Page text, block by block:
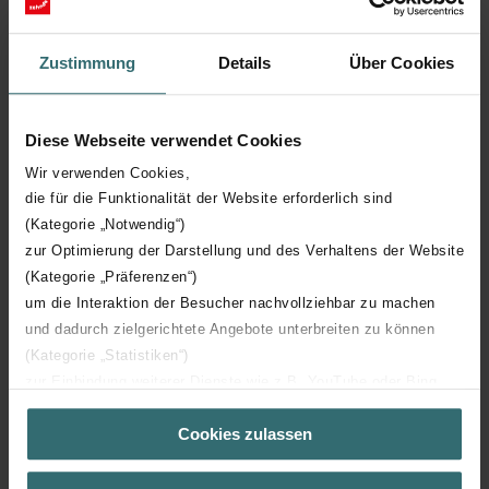
Zustimmung Details Über Cookies
Diese Webseite verwendet Cookies
Wir verwenden Cookies,
die für die Funktionalität der Website erforderlich sind
(Kategorie „Notwendig“)
zur Optimierung der Darstellung und des Verhaltens der Website
(Kategorie „Präferenzen“)
um die Interaktion der Besucher nachvollziehbar zu machen
und dadurch zielgerichtete Angebote unterbreiten zu können
(Kategorie „Statistiken“)
(Kategorie „Marketing“)
Über „Details zeigen“ bzw. die Datenschutzerklärung erhalten
Sie weitere Informationen. Durch die Auswahl der Kategorie
Cookies zulassen
Hauteur technique 1826 mm
Nombre d'éléments
Orientation
Certification CE
Certification NF